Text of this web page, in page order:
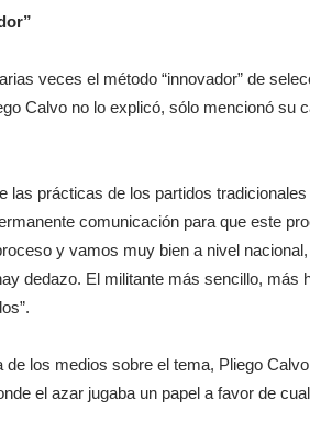
veces el método “innovador” de
Calvo no lo explicó, sólo mencionó su
las prácticas de los partidos
comunicación para que este
y vamos muy bien a nivel
dedazo. El militante más sencillo, más
de los medios sobre el tema, Pliego
el azar jugaba un papel a favor de